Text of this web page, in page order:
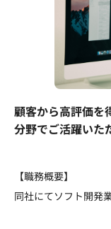
顧客から高評価を
分野でご活躍いた
【職務概要】
同社にてソフト開発